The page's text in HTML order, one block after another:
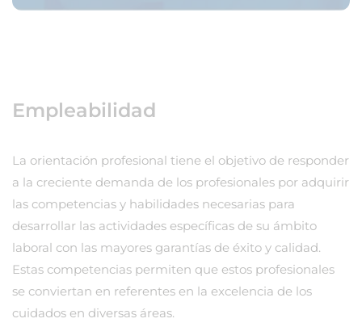
Empleabilidad
La orientación profesional tiene el objetivo de responder
a la creciente demanda de los profesionales por adquirir
las competencias y habilidades necesarias para
desarrollar las actividades específicas de su ámbito
laboral con las mayores garantías de éxito y calidad.
Estas competencias permiten que estos profesionales
se conviertan en referentes en la excelencia de los
cuidados en diversas áreas.